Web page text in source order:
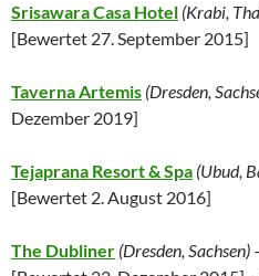
Srisawara Casa Hotel (Krabi,
[Bewertet 27. September 2015]
Taverna Artemis (Dresden,
Dezember 2019]
Tejaprana Resort & Spa (Ubud,
[Bewertet 2. August 2016]
The Dubliner (Dresden, Sachsen)